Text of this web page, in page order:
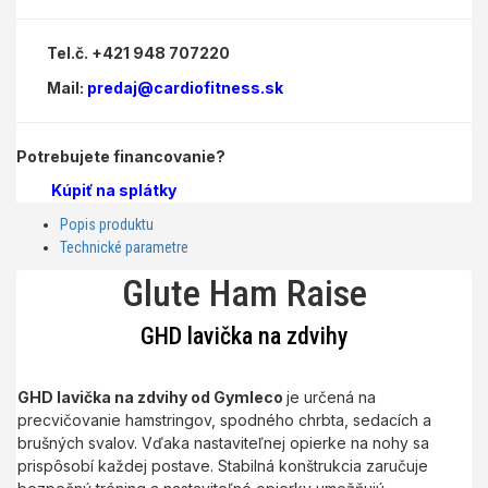
Tel.č. +421 948 707220
Mail: predaj@cardiofitness.sk
Potrebujete financovanie?
Kúpiť na splátky
Popis produktu
Technické parametre
Glute Ham Raise
GHD lavička na zdvihy
GHD lavička na zdvihy od Gymleco je určená na
precvičovanie hamstringov, spodného chrbta, sedacích a
brušných svalov. Vďaka nastaviteľnej opierke na nohy sa
prispôsobí každej postave. Stabilná konštrukcia zaručuje